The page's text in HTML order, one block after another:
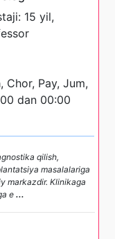
15 yil,
Chor, Pay, Jum,
dan 00:00
qilish,
masalalariga
markazdir. Klinikaga
e ...